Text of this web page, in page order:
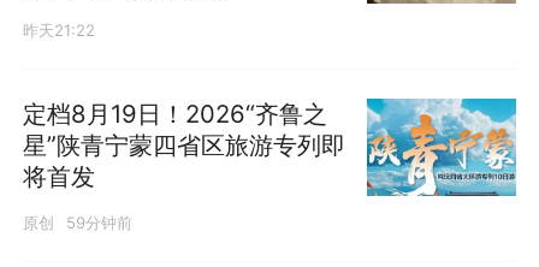
昨天21:22
定档8月19日！2026“齐鲁之
星”陕青宁蒙四省区旅游专列即
将首发
原创 59分钟前